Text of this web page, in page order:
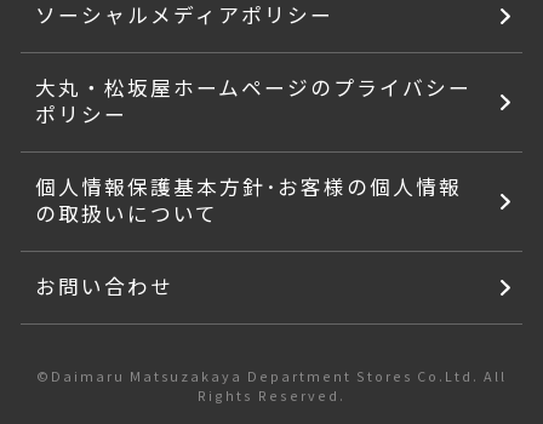
ソーシャルメディアポリシー
大丸・松坂屋ホームページのプライバシー
ポリシー
個人情報保護基本方針･お客様の個人情報
の取扱いについて
お問い合わせ
©Daimaru Matsuzakaya Department Stores Co.Ltd. All
Rights Reserved.